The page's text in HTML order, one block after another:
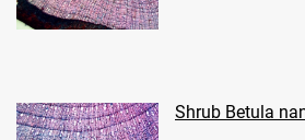
Shrub Betula